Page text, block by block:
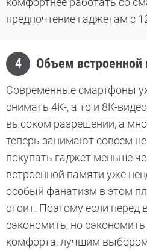
предпочтение гаджетам с
4 Объем встроенной
Современные смартфоны
снимать 4К-, а то и 8К-
высоком разрешении, а
теперь занимают совсем
покупать гаджет меньше
встроенной памяти уже
особый фанатизм в этом
стоит. Поэтому если перед
сэкономить, но сэкономить
комфорта, лучшим выбором